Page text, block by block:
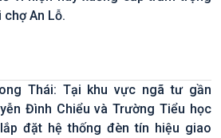
An Lỗ.
Thái: Tại khu vực ngã tư gần
Đình Chiểu và Trường Tiểu học
đặt hệ thống đèn tín hiệu giao